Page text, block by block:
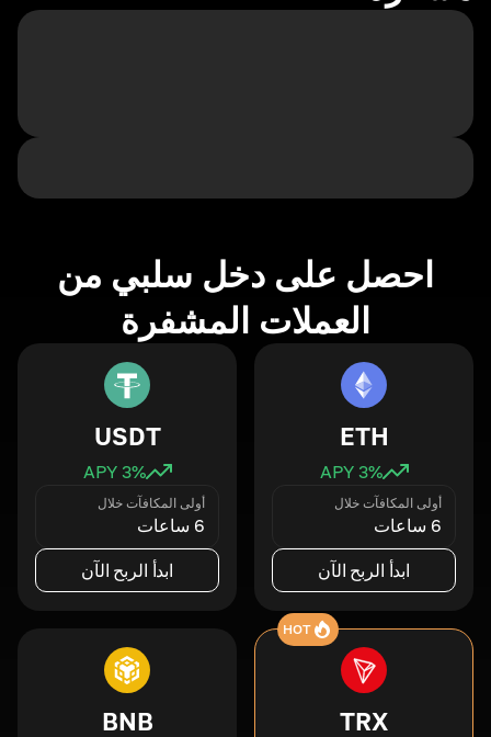
احصل على دخل سلبي من
العملات المشفرة
ETH
3% APY
أولى المكافآت خلال
6 ساعات
ابدأ الربح الآن
USDT
3% APY
أولى المكافآت خلال
6 ساعات
ابدأ الربح الآن
HOT
TRX
BNB